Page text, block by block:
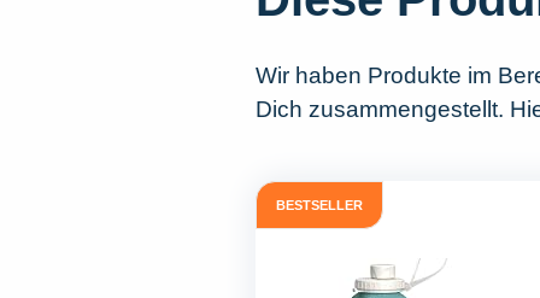
Wir haben Produkte im
Dich zusammengestellt.
BESTSELLER